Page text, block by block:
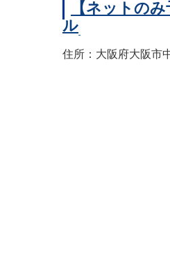
【ネットの
ル
住所：大阪府大阪市